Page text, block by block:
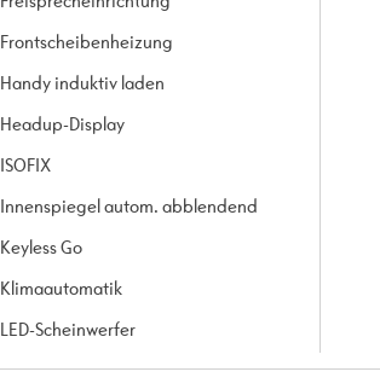
Frontscheibenheizung
Handy induktiv laden
Headup-Display
ISOFIX
Innenspiegel autom. abblendend
Keyless Go
Klimaautomatik
LED-Scheinwerfer